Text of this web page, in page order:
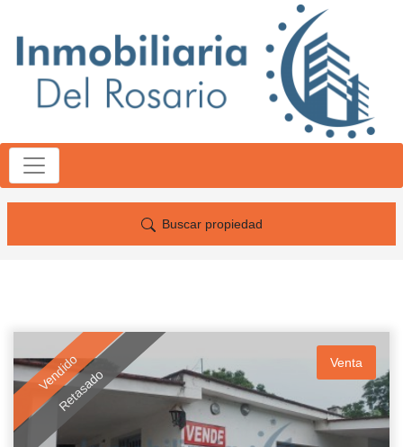
Buscar propiedad
Vendido
Retasado
Venta